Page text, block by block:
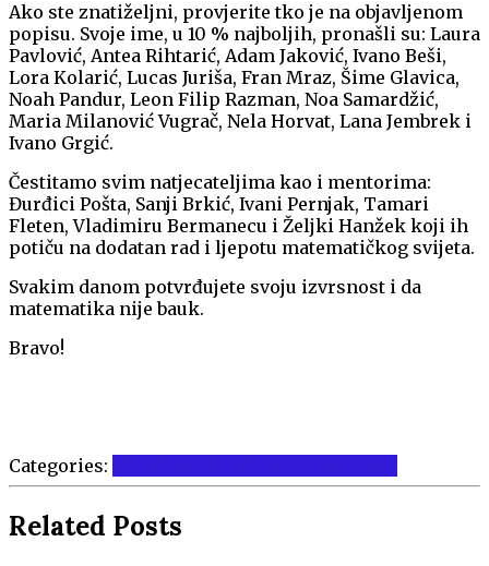
Ako ste znatiželjni, provjerite tko je na objavljenom
popisu. Svoje ime, u 10 % najboljih, pronašli su: Laura
Pavlović, Antea Rihtarić, Adam Jaković, Ivano Beši,
Lora Kolarić, Lucas Juriša, Fran Mraz, Šime Glavica,
Noah Pandur, Leon Filip Razman, Noa Samardžić,
Maria Milanović Vugrač, Nela Horvat, Lana Jembrek i
Ivano Grgić.
Čestitamo svim natjecateljima kao i mentorima:
Đurđici Pošta, Sanji Brkić, Ivani Pernjak, Tamari
Fleten, Vladimiru Bermanecu i Željki Hanžek koji ih
potiču na dodatan rad i ljepotu matematičkog svijeta.
Svakim danom potvrđujete svoju izvrsnost i da
matematika nije bauk.
Bravo!
Categories:
Related Posts